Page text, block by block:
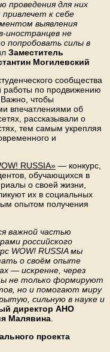
проведения для них
к себе
выявления
иностранцев не
попробовать силы в
Заместитель
Могилевский
сообщества
работы по продвижению
чтобы
впечатлениями об
рассказывали о
тем самым укрепляя
и
RUSSIA» — конкурс,
обучающихся в
о своей жизни,
их в социальных
опытом получения
важной частью
российского
WOW! RUSSIA мы
о своём опыте
— искренне, через
не только формируют
но и помогают миру
сильную в науке и
директор АНО
Малявина.
проекта